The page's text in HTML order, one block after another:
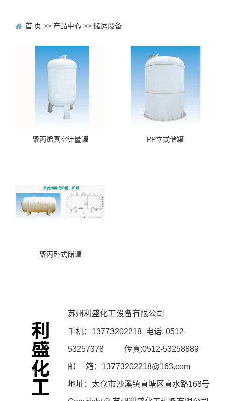
首 页 >> 产品中心 >> 储运设备
聚丙烯真空计量罐 PP立式储罐
聚丙卧式储罐
苏州利盛化工设备有限公司
手机： 13773202218电话: 0512-
53257378 传真:0512-53258889
邮 箱：13773202218@163.com
地址：太仓市沙溪镇直塘区直水路168号